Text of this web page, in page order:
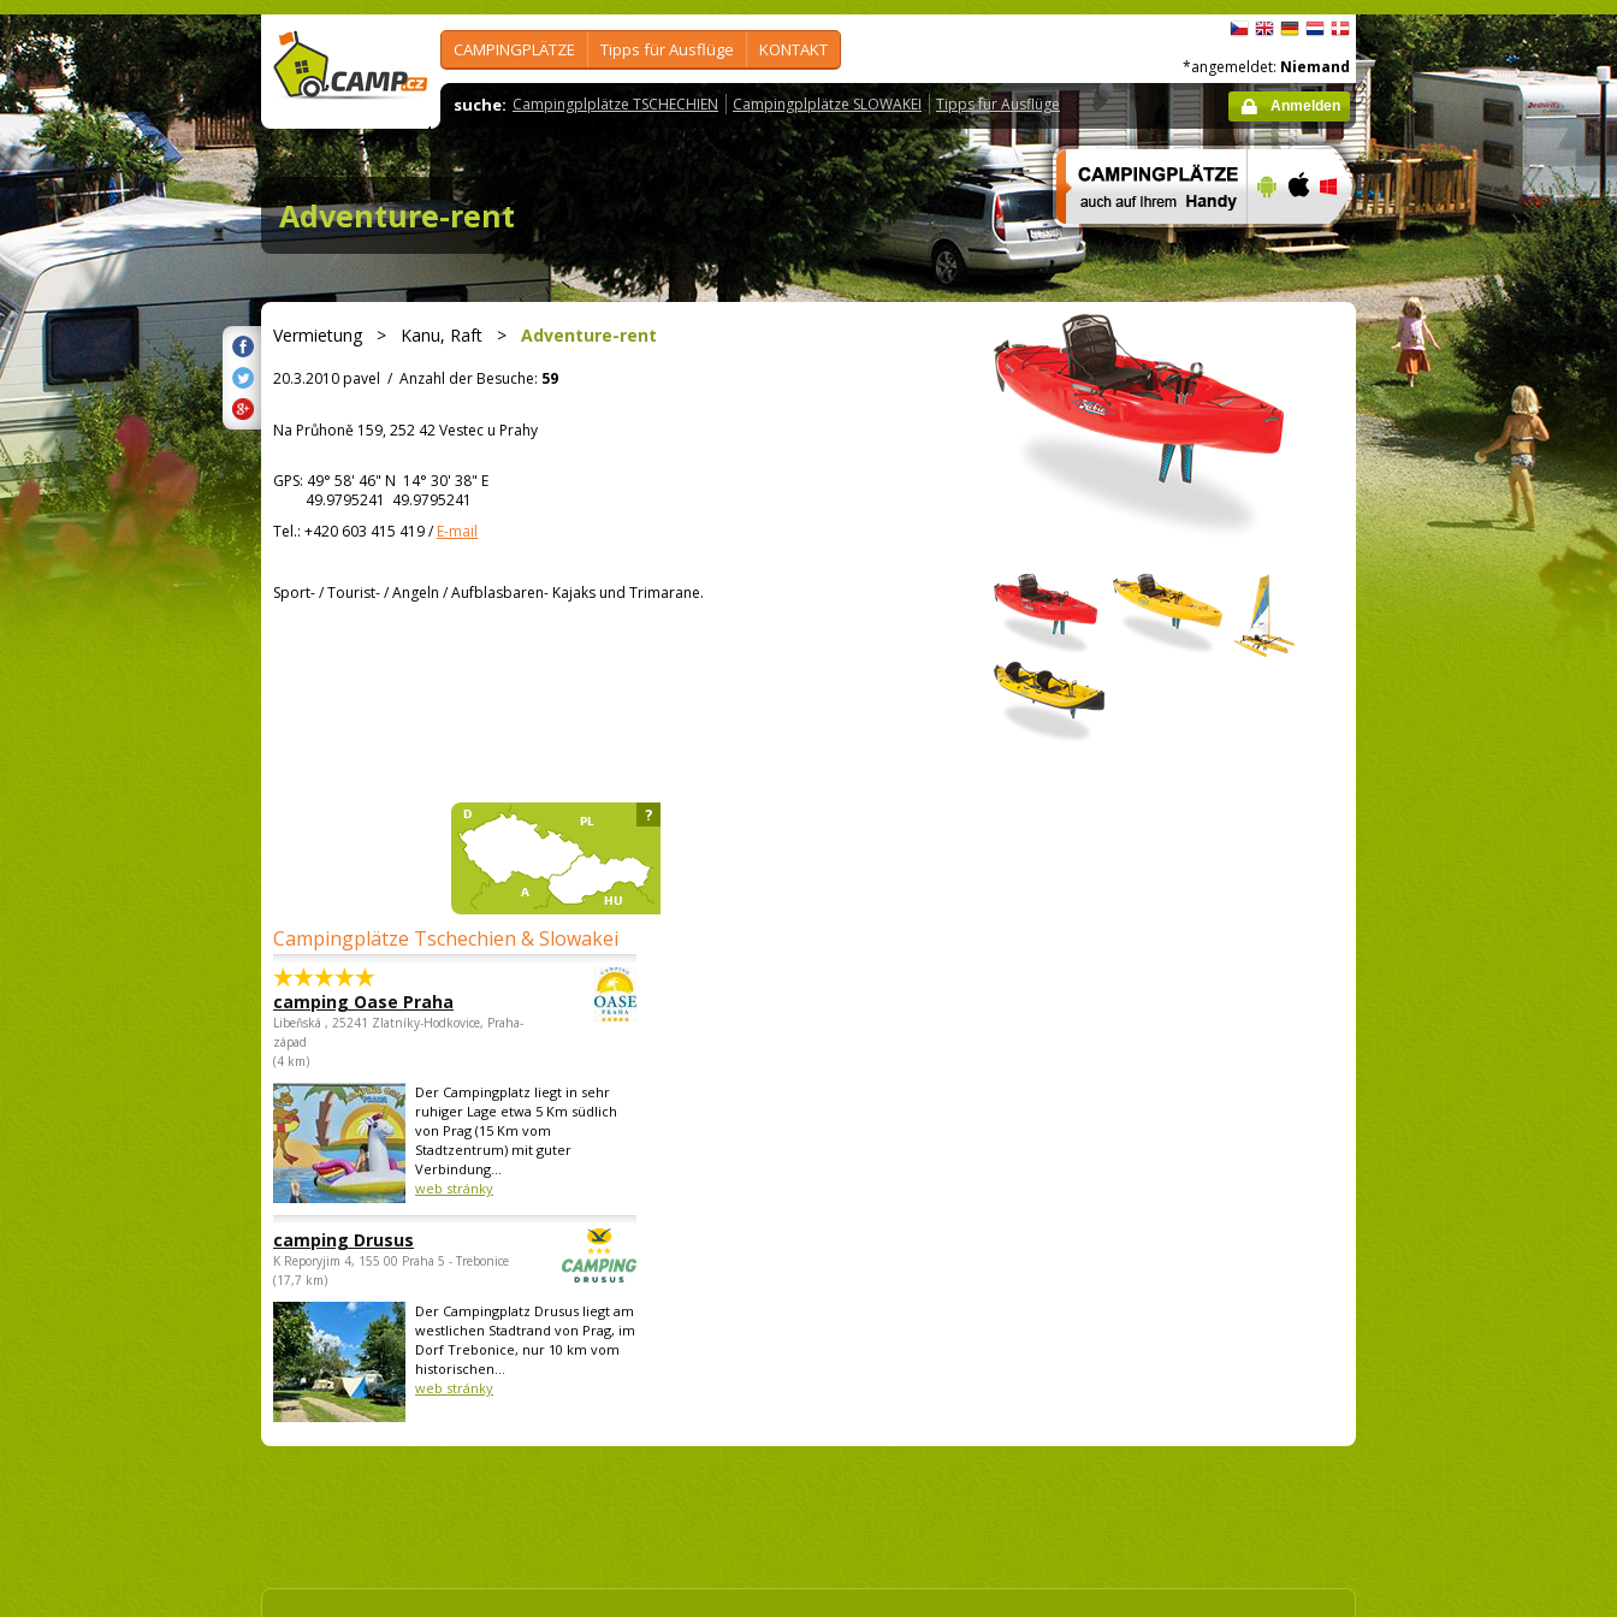
CAMPINGPLÄTZE Tipps für Ausflüge KONTAKT
suche: Campingplplätze TSCHECHIEN Campingplplätze SLOWAKEI Tipps für Ausflüge
*angemeldet: Niemand
Anmelden
Adventure-rent
Vermietung> Kanu, Raft > Adventure-rent
20.3.2010 pavel / Anzahl der Besuche: 59
Na Průhoně 159, 252 42 Vestec u Prahy
GPS: 49° 58' 46" N 14° 30' 38" E
49.9795241 49.9795241
Tel.: +420 603 415 419/E-mail
Sport- / Tourist- / Angeln / Aufblasbaren- Kajaks und Trimarane.
Campingplätze Tschechien & Slowakei
camping Oase Praha
Libeňská , 25241 Zlatníky-Hodkovice, Praha-
západ
(4 km)
Der Campingplatz liegt in sehr
ruhiger Lage etwa 5 Km südlich
von Prag (15 Km vom
Stadtzentrum) mit guter
Verbindung...
web stránky
camping Drusus
K Reporyjim 4, 155 00 Praha 5 - Trebonice
(17,7 km)
Der Campingplatz Drusus liegt am
westlichen Stadtrand von Prag, im
Dorf Trebonice, nur 10 km vom
historischen...
web stránky
?